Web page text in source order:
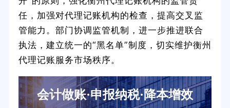
任，加强对代理记账机构的检查，提高交叉监
管能力。部门协调监管机制，进一步推进联合
执法，建立统一的“黑名单”制度，切实维护衡州
代理记账服务市场秩序。
会计做账·申报纳税·降本增效